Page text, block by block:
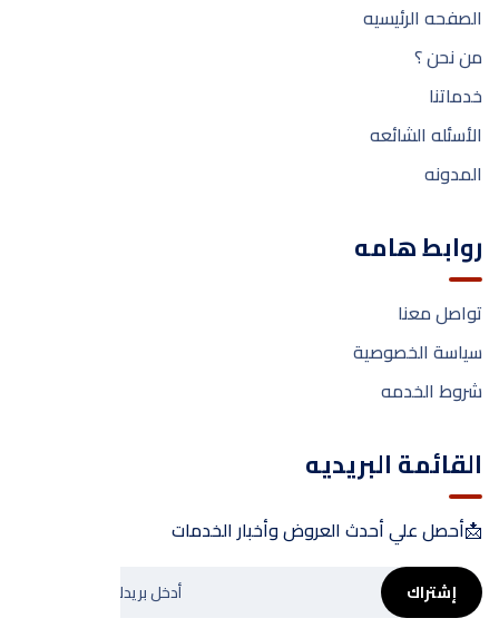
الصفحه الرئيسيه
من نحن ؟
خدماتنا
الأسئله الشائعه
المدونه
روابط هامه
تواصل معنا
سياسة الخصوصية
شروط الخدمه
القائمة البريديه
📩أحصل علي أحدث العروض وأخبار الخدمات
إشتراك